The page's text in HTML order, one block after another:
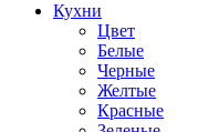
Кухни
Цвет
Белые
Черные
Желтые
Красные